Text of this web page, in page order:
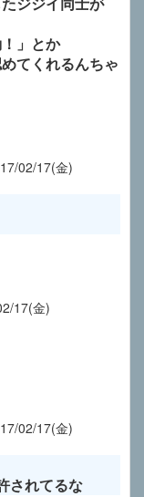
」とか
てくれるんちゃ
02/17(金)
17(金)
02/17(金)
されてるな